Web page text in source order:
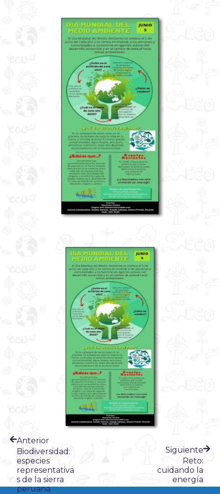
Anterior
Biodiversidad:
especies
representativa
s de la sierra
peruana
Siguiente
Reto:
cuidando la
energía